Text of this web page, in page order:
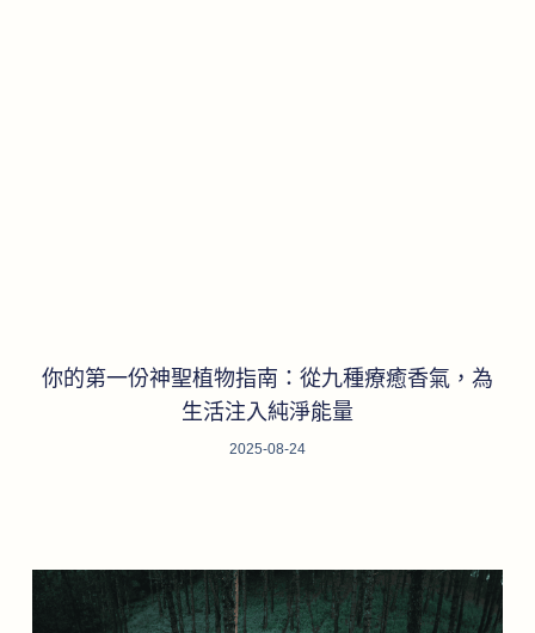
你的第一份神聖植物指南：從九種療癒香氣，為
生活注入純淨能量
2025-08-24